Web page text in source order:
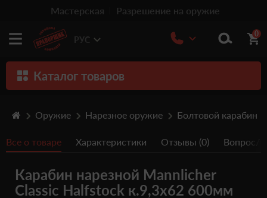
Мастерская Разрешение на оружие
РУС
0
Каталог товаров
Травматическое оружие
Пистолеты
Оптика
Оружие Нарезное оружие Болтовой карабин
Все о товаре Характеристики Отзывы (0) Вопрос/
Карабин нарезной Mannlicher
Classic Halfstock к.9,3x62 600мм